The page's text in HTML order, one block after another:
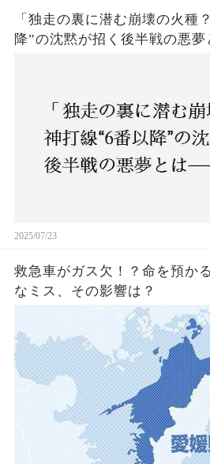
「独走の裏に潜む崩壊の火種
降”の沈黙が招く後半戦の悪
2025/07/23
救急車がガス欠！？命を預か
なミス、その影響は？